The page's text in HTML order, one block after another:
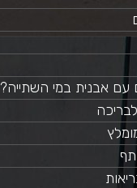
עם אבנית במי השתייה?